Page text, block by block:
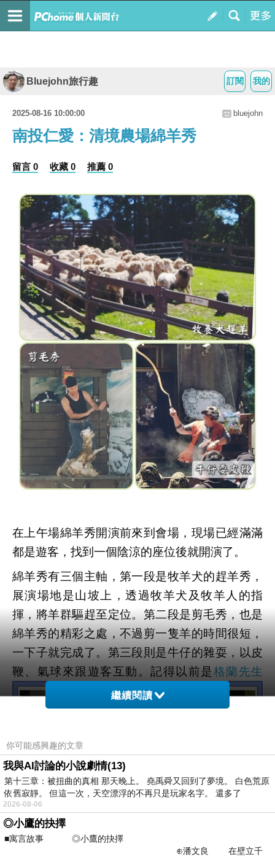
我的
訂閱
Bluejohn旅行趣
2025-08-16 10:00:00 bluejohn
南投仁愛： 清境農場綿羊秀
留言 0 收藏 0 推薦 0
在上午場綿羊秀開演前來到會場，現場已經滿滿
都是遊客，找到一個陰涼的座位後就開演了。
綿羊秀有三個主軸，第一段是牧羊犬的趕羊秀，
展演場地是山坡上，透過牧羊犬及牧羊人的指
揮，將羊群驅趕至定位。第二段是剪毛秀，也是
綿羊秀的精彩之處，不過剪一隻羊的時間很短，
一下子就完成了。第三段則是牛仔的雜耍，以皮
鞭、氣球來跟遊客互動。記得以前是格蘭先生
繼續閱讀
你可能感興趣的文章
我與AI討論的小說劇情(13)
第十三章：被扭曲的真相 那天晚上。 堯禹舜又回到了夢境。 白色荒原
依舊寂靜。 但這一次，天空漂浮的不再只是玩家名字。 還多了
2026-08-06
◎小鷹的抉擇
■寓言故事 ◎小鷹的抉擇
⊕潘文良 在壁立千